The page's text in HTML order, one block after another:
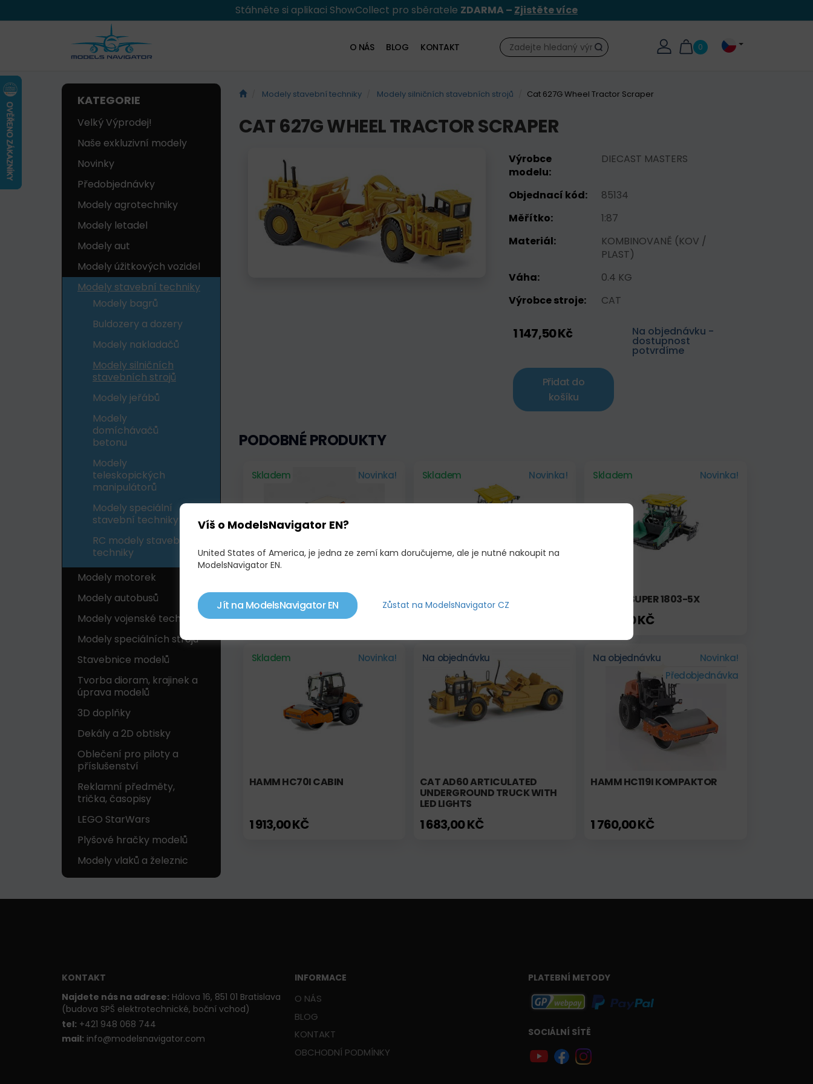
Stáhněte si aplikaci ShowCollect pro sběratele ZDARMA – Zjistěte více
0
Hledat
O NÁS BLOG KONTAKT
KATEGORIE
Velký Výprodej!
Naše exkluzivní modely
Novinky
Předobjednávky
Modely agrotechniky
Modely letadel
Modely aut
Modely úžitkových vozidel
Modely stavební techniky
Modely bagrů
Buldozery a dozery
Modely nakladačů
Modely silničních
stavebních strojů
Modely jeřábů
Modely
domíchávačů
betonu
Modely
teleskopických
manipulátorů
Modely speciální
stavební techniky
RC modely stavební
techniky
Modely motorek
Modely autobusů
Modely vojenské techniky
Modely speciálních strojů
Stavebnice modelů
Tvorba dioram, krajinek a
úprava modelů
3D doplňky
Dekály a 2D obtisky
Oblečení pro piloty a
příslušenství
Reklamní předměty,
trička, časopisy
LEGO StarWars
Plyšové hračky modelů
Modely vlaků a železnic
Modely stavební techniky Modely silničních stavebních strojů Cat 627G Wheel Tractor Scraper
CAT 627G WHEEL TRACTOR SCRAPER
Výrobce
modelu:
DIECAST MASTERS
Objednací kód:
85134
Měřítko:
1:87
Materiál:
KOMBINOVANĚ (KOV /
PLAST)
Váha:
0.4 KG
Výrobce stroje:
CAT
1 147,50 Kč Na objednávku -
dostupnost
potvrdíme
Přidat do
košíku
PODOBNÉ PRODUKTY
Skladem Novinka!
HAMM HC200I C
2 040,00 KČ
Skladem Novinka!
VÖGELE SUPER 1800-5X
Skladem Novinka!
VÖGELE SUPER 1803-5X
3 188,00 KČ
Skladem Novinka!
HAMM HC70I CABIN
1 913,00 KČ
Na objednávku
CAT AD60 ARTICULATED
UNDERGROUND TRUCK WITH
LED LIGHTS
1 683,00 KČ
Na objednávku
Novinka!
Předobjednávka
HAMM HC119I KOMPAKTOR
1 760,00 KČ
KONTAKT
Najdete nás na adrese: Hálova 16, 851 01 Bratislava
(budova SPŠ elektrotechnické, boční vchod)
tel: +421 948 068 744
mail: info@modelsnavigator.com
INFORMACE
O NÁS
BLOG
KONTAKT
OBCHODNÍ PODMÍNKY
PLATEBNÍ METODY
SOCIÁLNÍ SÍTĚ
Víš o ModelsNavigator EN?
United States of America, je jedna ze zemí kam doručujeme, ale je nutné nakoupit na
ModelsNavigator EN.
Jít na ModelsNavigator EN Zůstat na ModelsNavigator CZ